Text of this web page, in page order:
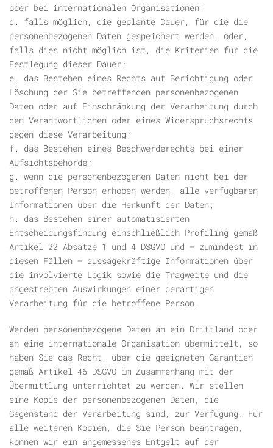
oder bei internationalen Organisationen;
d. falls möglich, die geplante Dauer, für die die
personenbezogenen Daten gespeichert werden, oder,
falls dies nicht möglich ist, die Kriterien für die
Festlegung dieser Dauer;
e. das Bestehen eines Rechts auf Berichtigung oder
Löschung der Sie betreffenden personenbezogenen
Daten oder auf Einschränkung der Verarbeitung durch
den Verantwortlichen oder eines Widerspruchsrechts
gegen diese Verarbeitung;
f. das Bestehen eines Beschwerderechts bei einer
Aufsichtsbehörde;
g. wenn die personenbezogenen Daten nicht bei der
betroffenen Person erhoben werden, alle verfügbaren
Informationen über die Herkunft der Daten;
h. das Bestehen einer automatisierten
Entscheidungsfindung einschließlich Profiling gemäß
Artikel 22 Absätze 1 und 4 DSGVO und – zumindest in
diesen Fällen – aussagekräftige Informationen über
die involvierte Logik sowie die Tragweite und die
angestrebten Auswirkungen einer derartigen
Verarbeitung für die betroffene Person.
Werden personenbezogene Daten an ein Drittland oder
an eine internationale Organisation übermittelt, so
haben Sie das Recht, über die geeigneten Garantien
gemäß Artikel 46 DSGVO im Zusammenhang mit der
Übermittlung unterrichtet zu werden. Wir stellen
eine Kopie der personenbezogenen Daten, die
Gegenstand der Verarbeitung sind, zur Verfügung. Für
alle weiteren Kopien, die Sie Person beantragen,
können wir ein angemessenes Entgelt auf der